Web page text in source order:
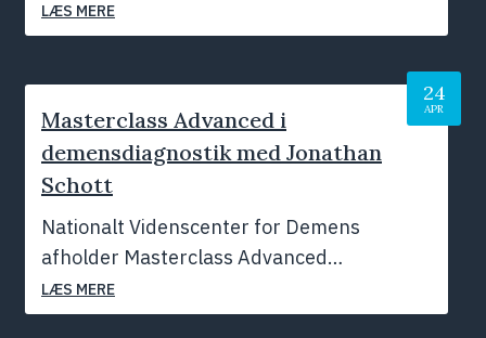
LÆS MERE
24
APR
Masterclass Advanced i
demensdiagnostik med Jonathan
Schott
Nationalt Videnscenter for Demens
afholder Masterclass Advanced…
LÆS MERE